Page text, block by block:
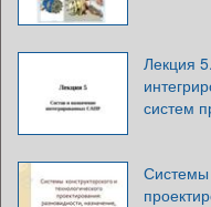
Лекция
систем
Системы